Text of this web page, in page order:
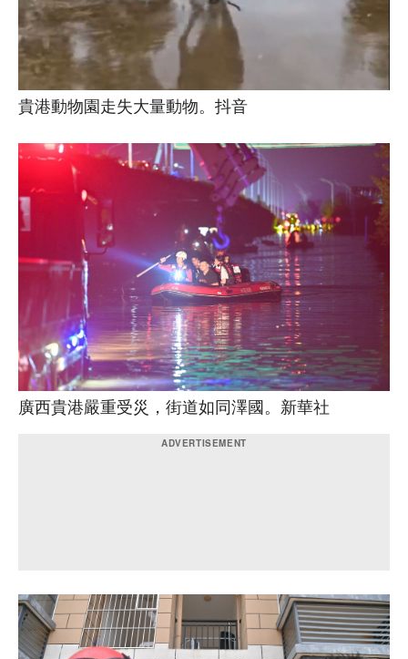
貴港動物園走失大量動物。抖音
廣西貴港嚴重受災，街道如同澤國。新華社